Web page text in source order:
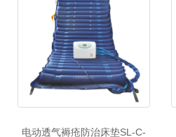
电动透气褥疮防治床垫SL-C-